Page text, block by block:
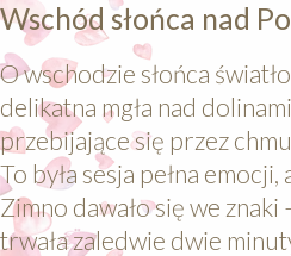
Wschód słońca nad
O wschodzie słońca
delikatna mgła nad
przebijające się przez
To była sesja pełna
Zimno dawało się we znaki
trwała zaledwie dwie